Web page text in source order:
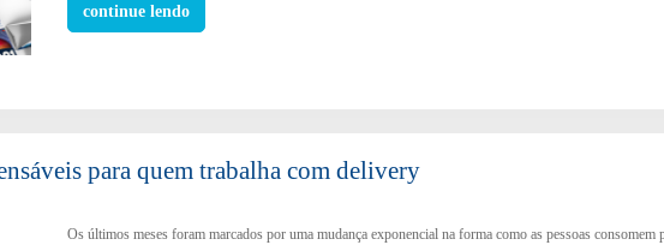
continue lendo
para quem trabalha com delivery
Os últimos meses foram marcados por uma mudança exponencial na forma como as pessoas consomem